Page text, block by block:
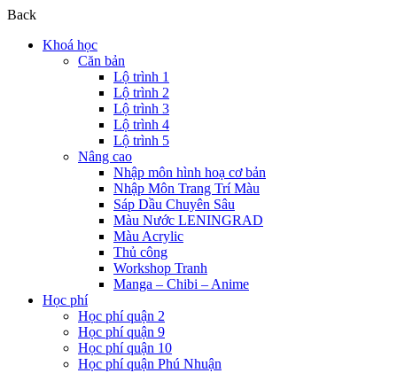
Back
Khoá học
Căn bản
Lộ trình 1
Lộ trình 2
Lộ trình 3
Lộ trình 4
Lộ trình 5
Nâng cao
Nhập môn hình hoạ cơ bản
Nhập Môn Trang Trí Màu
Sáp Dầu Chuyên Sâu
Màu Nước LENINGRAD
Màu Acrylic
Thủ công
Workshop Tranh
Manga – Chibi – Anime
Học phí
Học phí quận 2
Học phí quận 9
Học phí quận 10
Học phí quận Phú Nhuận